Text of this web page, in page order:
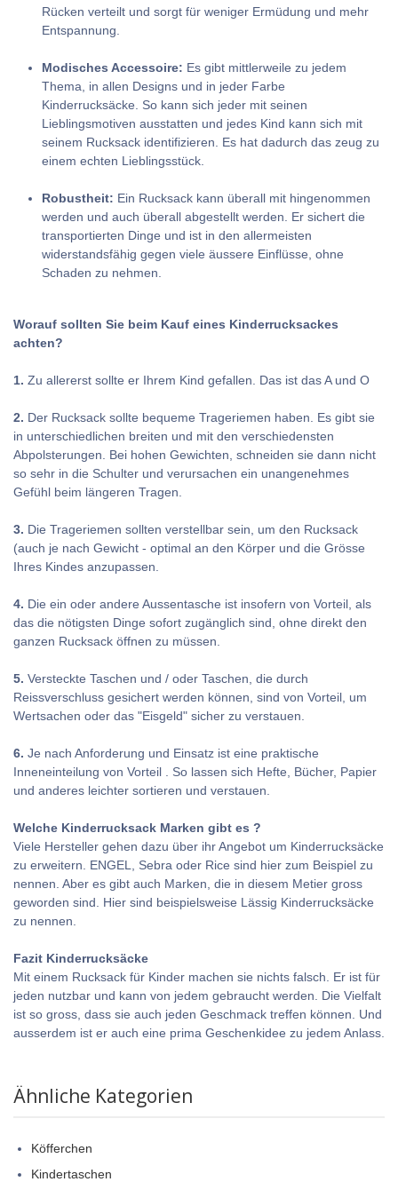
Rücken verteilt und sorgt für weniger Ermüdung und mehr
Entspannung.
Modisches Accessoire: Es gibt mittlerweile zu jedem
Thema, in allen Designs und in jeder Farbe
Kinderrucksäcke. So kann sich jeder mit seinen
Lieblingsmotiven ausstatten und jedes Kind kann sich mit
seinem Rucksack identifizieren. Es hat dadurch das zeug zu
einem echten Lieblingsstück.
Robustheit: Ein Rucksack kann überall mit hingenommen
werden und auch überall abgestellt werden. Er sichert die
transportierten Dinge und ist in den allermeisten
widerstandsfähig gegen viele äussere Einflüsse, ohne
Schaden zu nehmen.
Worauf sollten Sie beim Kauf eines Kinderrucksackes
achten?
1. Zu allererst sollte er Ihrem Kind gefallen. Das ist das A und O
2. Der Rucksack sollte bequeme Trageriemen haben. Es gibt sie
in unterschiedlichen breiten und mit den verschiedensten
Abpolsterungen. Bei hohen Gewichten, schneiden sie dann nicht
so sehr in die Schulter und verursachen ein unangenehmes
Gefühl beim längeren Tragen.
3. Die Trageriemen sollten verstellbar sein, um den Rucksack
(auch je nach Gewicht - optimal an den Körper und die Grösse
Ihres Kindes anzupassen.
4. Die ein oder andere Aussentasche ist insofern von Vorteil, als
das die nötigsten Dinge sofort zugänglich sind, ohne direkt den
ganzen Rucksack öffnen zu müssen.
5. Versteckte Taschen und / oder Taschen, die durch
Reissverschluss gesichert werden können, sind von Vorteil, um
Wertsachen oder das "Eisgeld" sicher zu verstauen.
6. Je nach Anforderung und Einsatz ist eine praktische
Inneneinteilung von Vorteil . So lassen sich Hefte, Bücher, Papier
und anderes leichter sortieren und verstauen.
Welche Kinderrucksack Marken gibt es ?
Viele Hersteller gehen dazu über ihr Angebot um Kinderrucksäcke
zu erweitern. ENGEL, Sebra oder Rice sind hier zum Beispiel zu
nennen. Aber es gibt auch Marken, die in diesem Metier gross
geworden sind. Hier sind beispielsweise Lässig Kinderrucksäcke
zu nennen.
Fazit Kinderrucksäcke
Mit einem Rucksack für Kinder machen sie nichts falsch. Er ist für
jeden nutzbar und kann von jedem gebraucht werden. Die Vielfalt
ist so gross, dass sie auch jeden Geschmack treffen können. Und
ausserdem ist er auch eine prima Geschenkidee zu jedem Anlass.
Ähnliche Kategorien
Köfferchen
Kindertaschen